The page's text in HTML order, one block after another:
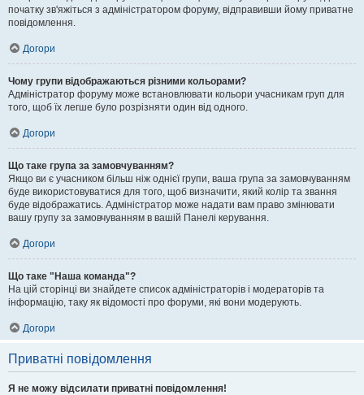
початку зв'яжіться з адміністратором форуму, відправивши йому приватне
повідомлення.
Догори
Чому групи відображаються різними кольорами?
Адміністратор форуму може встановлювати кольори учасникам груп для
того, щоб їх легше було розрізняти один від одного.
Догори
Що таке група за замовчуванням?
Якщо ви є учасником більш ніж однієї групи, ваша група за замовчуванням
буде використовуватися для того, щоб визначити, який колір та звання
буде відображатись. Адміністратор може надати вам право змінювати
вашу групу за замовчуванням в вашій Панелі керування.
Догори
Що таке "Наша команда"?
На цій сторінці ви знайдете список адміністраторів і модераторів та
інформацію, таку як відомості про форуми, які вони модерують.
Догори
Приватні повідомлення
Я не можу відсилати приватні повідомлення!